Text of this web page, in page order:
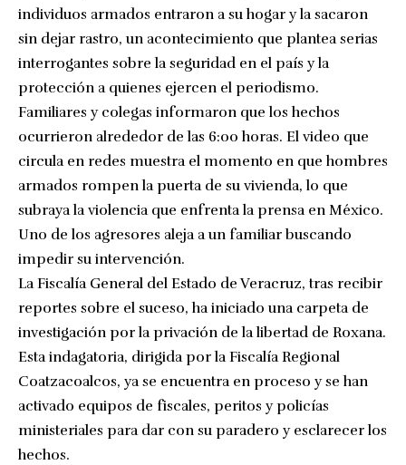
individuos armados entraron a su hogar y la sacaron
sin dejar rastro, un acontecimiento que plantea serias
interrogantes sobre la seguridad en el país y la
protección a quienes ejercen el periodismo.
Familiares y colegas informaron que los hechos
ocurrieron alrededor de las 6:00 horas. El video que
circula en redes muestra el momento en que hombres
armados rompen la puerta de su vivienda, lo que
subraya la violencia que enfrenta la prensa en México.
Uno de los agresores aleja a un familiar buscando
impedir su intervención.
La Fiscalía General del Estado de Veracruz, tras recibir
reportes sobre el suceso, ha iniciado una carpeta de
investigación por la privación de la libertad de Roxana.
Esta indagatoria, dirigida por la Fiscalía Regional
Coatzacoalcos, ya se encuentra en proceso y se han
activado equipos de fiscales, peritos y policías
ministeriales para dar con su paradero y esclarecer los
hechos.